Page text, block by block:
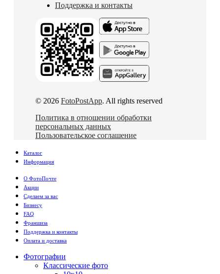
Поддержка и контакты
© 2026 FotoPostApp. All rights reserved
Политика в отношении обработки
персональных данных
Пользовательское соглашение
Каталог
Информация
О ФотоПочте
Акции
Сделаем за вас
Бизнесу
FAQ
Франшиза
Поддержка и контакты
Оплата и доставка
Фотографии
Классические фото